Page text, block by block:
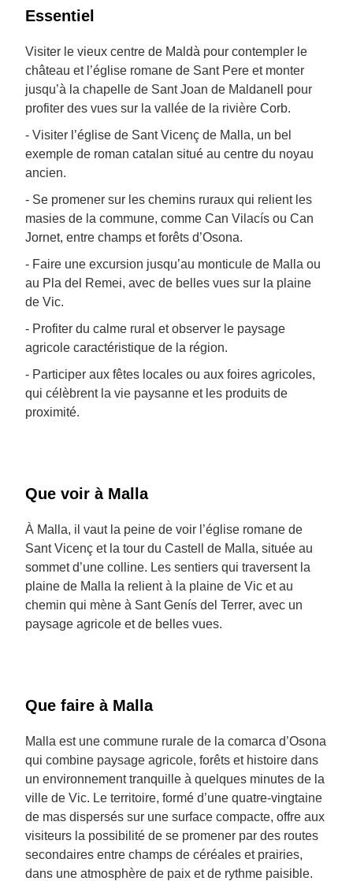
Essentiel
Visiter le vieux centre de Maldà pour contempler le
château et l’église romane de Sant Pere et monter
jusqu’à la chapelle de Sant Joan de Maldanell pour
profiter des vues sur la vallée de la rivière Corb.
- Visiter l’église de Sant Vicenç de Malla, un bel
exemple de roman catalan situé au centre du noyau
ancien.
- Se promener sur les chemins ruraux qui relient les
masies de la commune, comme Can Vilacís ou Can
Jornet, entre champs et forêts d’Osona.
- Faire une excursion jusqu’au monticule de Malla ou
au Pla del Remei, avec de belles vues sur la plaine
de Vic.
- Profiter du calme rural et observer le paysage
agricole caractéristique de la région.
- Participer aux fêtes locales ou aux foires agricoles,
qui célèbrent la vie paysanne et les produits de
proximité.
Que voir à Malla
À Malla, il vaut la peine de voir l’église romane de
Sant Vicenç et la tour du Castell de Malla, située au
sommet d’une colline. Les sentiers qui traversent la
plaine de Malla la relient à la plaine de Vic et au
chemin qui mène à Sant Genís del Terrer, avec un
paysage agricole et de belles vues.
Que faire à Malla
Malla est une commune rurale de la comarca d’Osona
qui combine paysage agricole, forêts et histoire dans
un environnement tranquille à quelques minutes de la
ville de Vic. Le territoire, formé d’une quatre-vingtaine
de mas dispersés sur une surface compacte, offre aux
visiteurs la possibilité de se promener par des routes
secondaires entre champs de céréales et prairies,
dans une atmosphère de paix et de rythme paisible.